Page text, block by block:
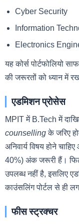
Cyber Security
Information
Electronics
यह कोर्स पोर्टफोलियो
की जरूरतों को ध्यान में
एडमिशन प्रोसेस
MPIT में B.Tech में
counsellingके जरिए
अनिवार्य विषय होने
40%) अंक जरूरी हैं।
उपलब्ध नहीं है, इसलिए
काउंसलिंग पोर्टल से ही
फीस स्ट्रक्चर